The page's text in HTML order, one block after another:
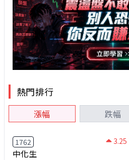
熱門排行
漲幅 跌幅
1762 3.25
中化生